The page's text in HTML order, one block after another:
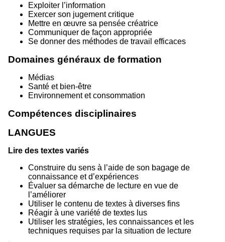
Exploiter l’information
Exercer son jugement critique
Mettre en œuvre sa pensée créatrice
Communiquer de façon appropriée
Se donner des méthodes de travail efficaces
Domaines généraux de formation
Médias
Santé et bien-être
Environnement et consommation
Compétences disciplinaires
LANGUES
Lire des textes variés
Construire du sens à l’aide de son bagage de
connaissance et d’expériences
Évaluer sa démarche de lecture en vue de
l’améliorer
Utiliser le contenu de textes à diverses fins
Réagir à une variété de textes lus
Utiliser les stratégies, les connaissances et les
techniques requises par la situation de lecture